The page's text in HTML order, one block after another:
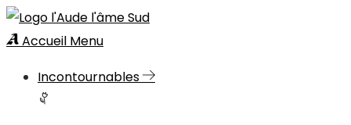
Accueil Menu
Incontournables